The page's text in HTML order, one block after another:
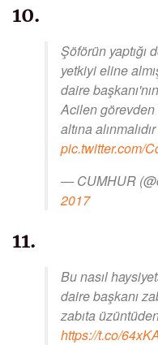
10.
Şöförün yaptığı
yetkiyi eline
daire
Acilen görevden
altına
pic.twitter.com/
— CUMHUR
2017
11.
Bu nasıl
daire başkanı
zabıta
https://t.co/